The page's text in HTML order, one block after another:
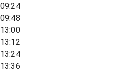
09:24
09:48
13:00
13:12
13:24
13:36